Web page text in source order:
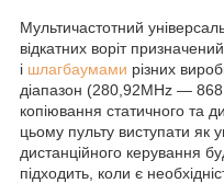
Мультичастотний
відкатних воріт
і шлагбаумами різних
діапазон (280,92MHz —
копіювання статичного та
цьому пульту виступати як
дистанційного керування
підходить, коли є